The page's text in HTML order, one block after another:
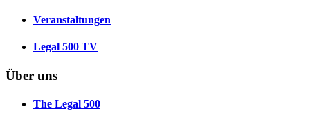
Veranstaltungen
Legal 500 TV
Über uns
The Legal 500